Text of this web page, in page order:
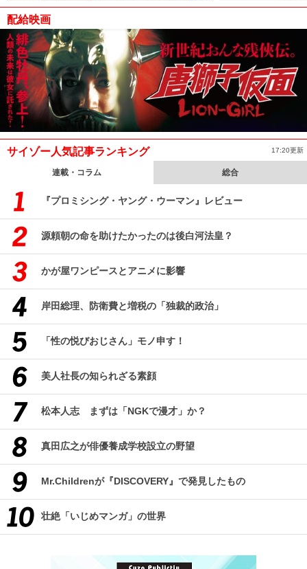
配給映画
サイゾー人気記事ランキング 17:20更新
連載・コラム 総合
『プロミシング・ヤング・ウーマン』レビュー
源頼朝の命を助けたかったのは後白河法皇？
かが屋ワンピースとアニメに影響
岸田総理、防衛費と増税の「独裁的政治」
「性の悦びおじさん」モノ申す！
美人社長の知られざる素顔
松本人志 まずは「NGKで漫才」か？
真田広之が俳優養成学校設立の野望
Mr.Childrenが『DISCOVERY』で発見したもの
壮絶「いじめマンガ」の世界